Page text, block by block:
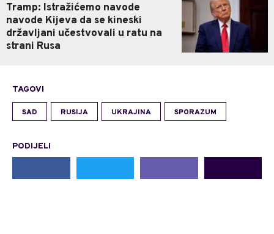
Tramp: Istražićemo navode
navode Kijeva da se kineski
državljani učestvovali u ratu na
strani Rusa
TAGOVI
SAD RUSIJA UKRAJINA SPORAZUM
PODIJELI